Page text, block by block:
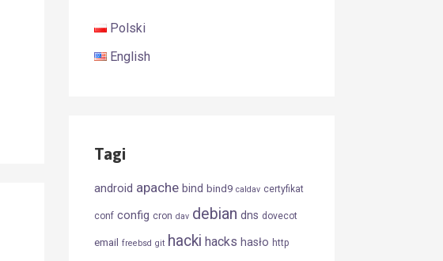
Polski
English
Tagi
android apache bind bind9 caldav certyfikat
conf config cron dav debian dns dovecot
email freebsd git hacki hacks hasło http